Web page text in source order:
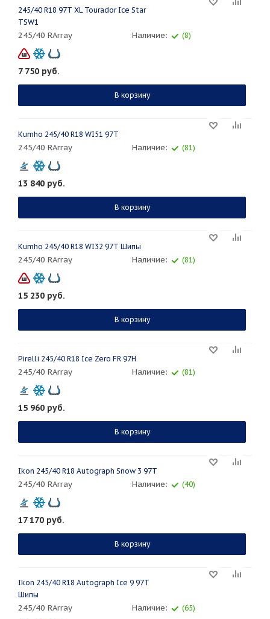
245/40 R18 97T XL Tourador Ice Star
TSW1
245/40 RArray Наличие: (8)
7 750 руб.
В корзину
Kumho 245/40 R18 WI51 97T
245/40 RArray Наличие: (81)
13 840 руб.
В корзину
Kumho 245/40 R18 WI32 97T Шипы
245/40 RArray Наличие: (81)
15 230 руб.
В корзину
Pirelli 245/40 R18 Ice Zero FR 97H
245/40 RArray Наличие: (81)
15 960 руб.
В корзину
Ikon 245/40 R18 Autograph Snow 3 97T
245/40 RArray Наличие: (40)
17 170 руб.
В корзину
Ikon 245/40 R18 Autograph Ice 9 97T
Шипы
245/40 RArray Наличие: (65)